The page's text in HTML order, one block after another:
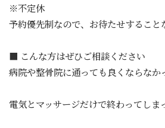
※不定休
予約優先制なので、お待たせすること
■ こんな方はぜひご相談ください
病院や整骨院に通っても良くならなか
電気とマッサージだけで終わってしま